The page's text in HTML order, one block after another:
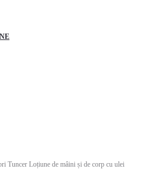
Tuncer Loțiune de mâini și de corp cu ulei